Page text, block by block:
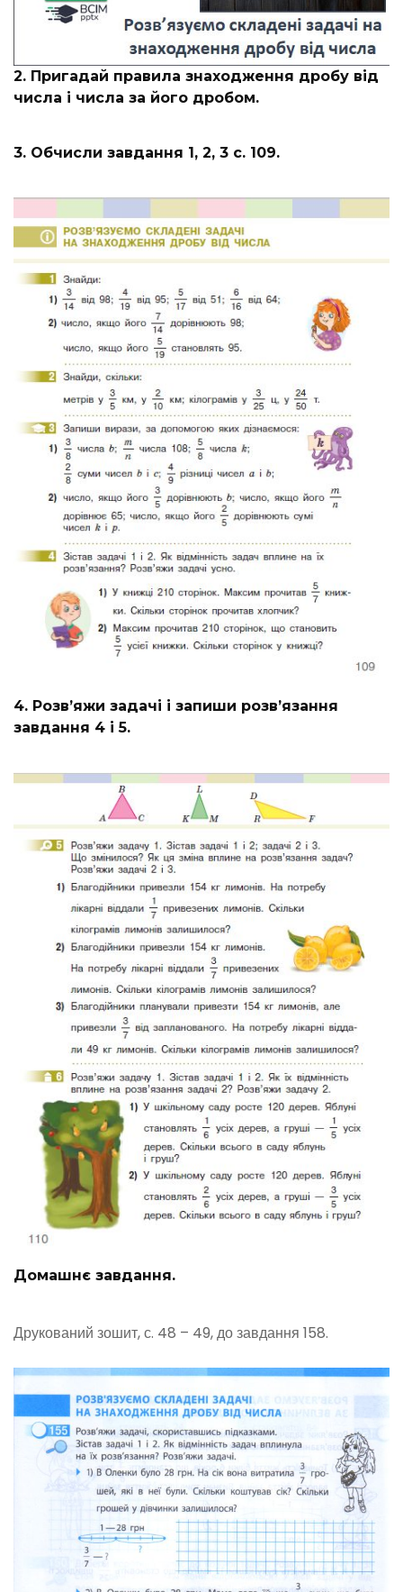
2. Пригадай правила знаходження дробу від
числа і числа за його дробом.
3. Обчисли завдання 1, 2, 3 с. 109.
4. Розв’яжи задачі і запиши розв’язання
завдання 4 і 5.
Домашнє завдання.
Друкований зошит, с. 48 – 49, до завдання 158.